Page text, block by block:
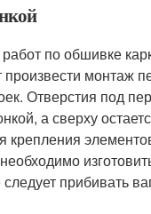
по обшивке
произвести монтаж
Отверстия под
а сверху
крепления
прибивать